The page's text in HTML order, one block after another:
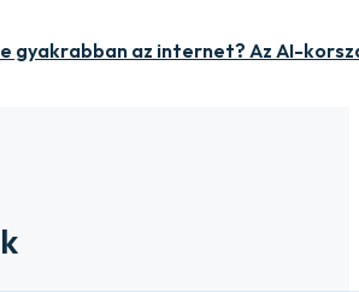
gyakrabban az internet? Az AI-